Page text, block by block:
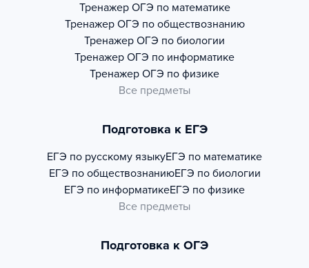
Тренажер ОГЭ по математике
Тренажер ОГЭ по обществознанию
Тренажер ОГЭ по биологии
Тренажер ОГЭ по информатике
Тренажер ОГЭ по физике
Все предметы
Подготовка к ЕГЭ
ЕГЭ по русскому языкуЕГЭ по математике
ЕГЭ по обществознаниюЕГЭ по биологии
ЕГЭ по информатикеЕГЭ по физике
Все предметы
Подготовка к ОГЭ